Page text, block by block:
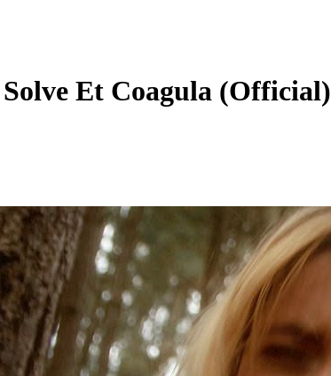
Et Coagula (Official)